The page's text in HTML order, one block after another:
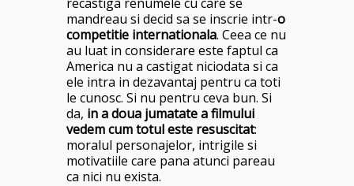
mandreau si decid sa se inscrie intr-o
competitie internationala. Ceea ce nu
au luat in considerare este faptul ca
America nu a castigat niciodata si ca
ele intra in dezavantaj pentru ca toti
le cunosc. Si nu pentru ceva bun. Si
da, in a doua jumatate a filmului
vedem cum totul este resuscitat:
moralul personajelor, intrigile si
motivatiile care pana atunci pareau
ca nici nu exista.